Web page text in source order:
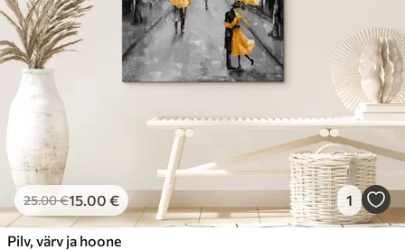
25.00€15.00 € 1
Pilv, värv ja hoone